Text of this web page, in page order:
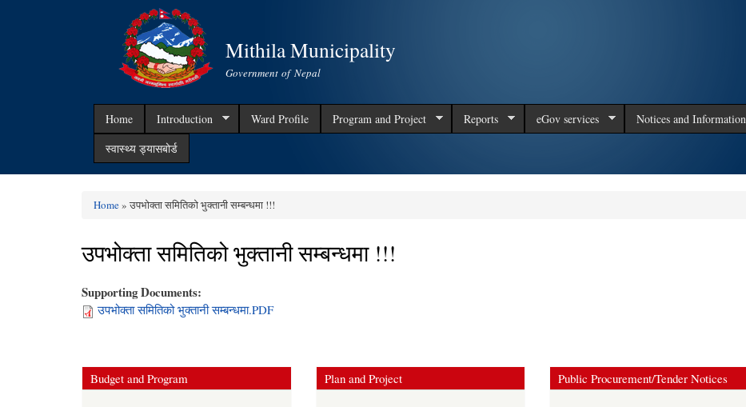
Mithila Municipality
Government of Nepal
Home Introduction Ward Profile Program and Project Reports eGov services Notices and Information
स्वास्थ्य ड्यासबोर्ड
Home» उपभोक्ता समितिको भुक्तानी सम्बन्धमा !!!
उपभोक्ता समितिको भुक्तानी सम्बन्धमा !!!
Supporting Documents:
उपभोक्ता समितिको भुक्तानी सम्बन्धमा.PDF
Budget and Program Plan and Project Public Procurement/Tender Notices